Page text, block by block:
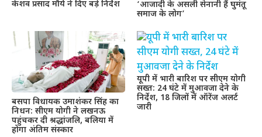
केशव प्रसाद मौर्य ने दिए बड़े निर्देश
‘आजादी के असली सेनानी हैं घुमंतू
समाज के लोग’
बसपा विधायक उमाशंकर सिंह का
निधन: सीएम योगी ने लखनऊ
पहुंचकर दी श्रद्धांजलि, बलिया में
होगा अंतिम संस्कार
यूपी में भारी बारिश पर सीएम योगी
सख्त: 24 घंटे में मुआवजा देने के
निर्देश, 18 जिलों में ऑरेंज अलर्ट
जारी